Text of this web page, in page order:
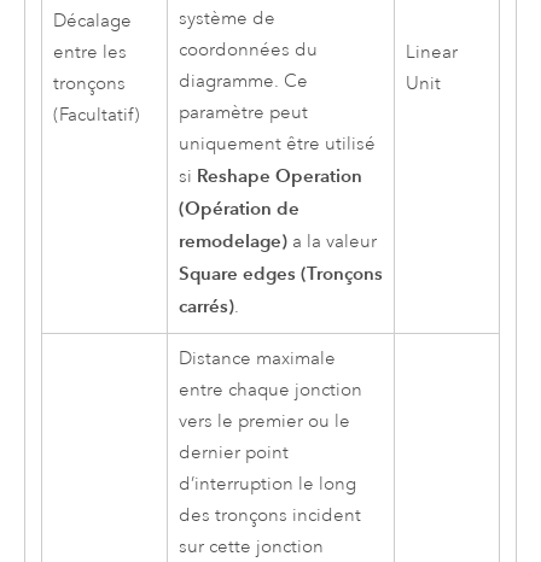
Décalage
entre les
tronçons
(Facultatif)
système de
coordonnées du
diagramme. Ce
paramètre peut
uniquement être utilisé
si Reshape Operation
(Opération de
remodelage)a la valeur
Square edges (Tronçons
carrés).
Linear
Unit
Distance maximale
entre chaque jonction
vers le premier ou le
dernier point
d’interruption le long
des tronçons incident
sur cette jonction